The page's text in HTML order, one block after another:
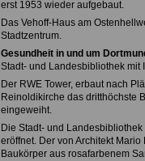
erst 1953 wieder aufgebaut.
Das Vehoff-Haus am
Stadtzentrum.
Gesundheit in und um
Stadt- und Landesbibliothek mit
Der RWE Tower, erbaut nach
Reinoldikirche das dritthöchste
eingeweiht.
Die Stadt- und
eröffnet. Der von Architekt
Baukörper aus rosafarbenem